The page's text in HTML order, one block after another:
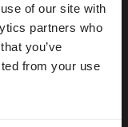
of our site with
partners who
you’ve
from your use